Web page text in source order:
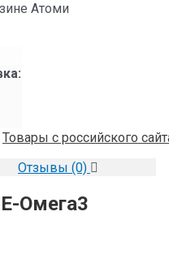
Атоми
Товары с российского
Отзывы (0)
Омега3